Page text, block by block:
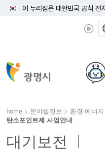
이 누리집은 대한민국 공식 전
home 분야별정보 환경·에너지
탄소포인트제 사업안내
대기보전